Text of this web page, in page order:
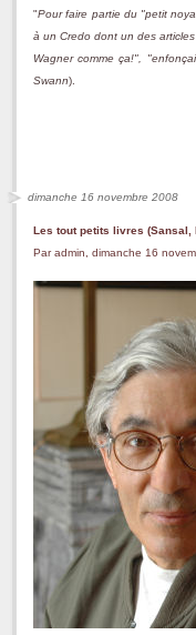
"Pour faire partie du "petit
à un Credo dont un des
Wagner comme ça!",
Swann).
dimanche 16 novembre 2008
Les tout petits livres (Sansal,
Par admin, dimanche 16